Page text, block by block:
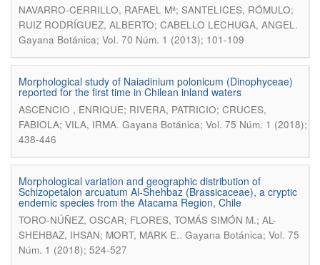
NAVARRO-CERRILLO, RAFAEL Mª; SANTELICES, RÓMULO;
RUIZ RODRÍGUEZ, ALBERTO; CABELLO LECHUGA, ANGEL.
Gayana Botánica; Vol. 70 Núm. 1 (2013); 101-109
Morphological study of Naiadinium polonicum (Dinophyceae)
reported for the first time in Chilean inland waters
ASCENCIO , ENRIQUE; RIVERA, PATRICIO; CRUCES,
FABIOLA; VILA, IRMA. Gayana Botánica; Vol. 75 Núm. 1 (2018);
438-446
Morphological variation and geographic distribution of
Schizopetalon arcuatum Al-Shehbaz (Brassicaceae), a cryptic
endemic species from the Atacama Region, Chile
TORO-NÚÑEZ, OSCAR; FLORES, TOMÁS SIMÓN M.; AL-
SHEHBAZ, IHSAN; MORT, MARK E.. Gayana Botánica; Vol. 75
Núm. 1 (2018); 524-527